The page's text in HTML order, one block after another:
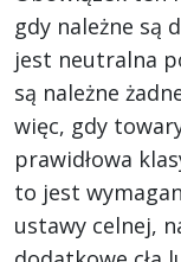
gdy należne są
jest neutralna
są należne
więc, gdy
prawidłowa
to jest
ustawy celnej,